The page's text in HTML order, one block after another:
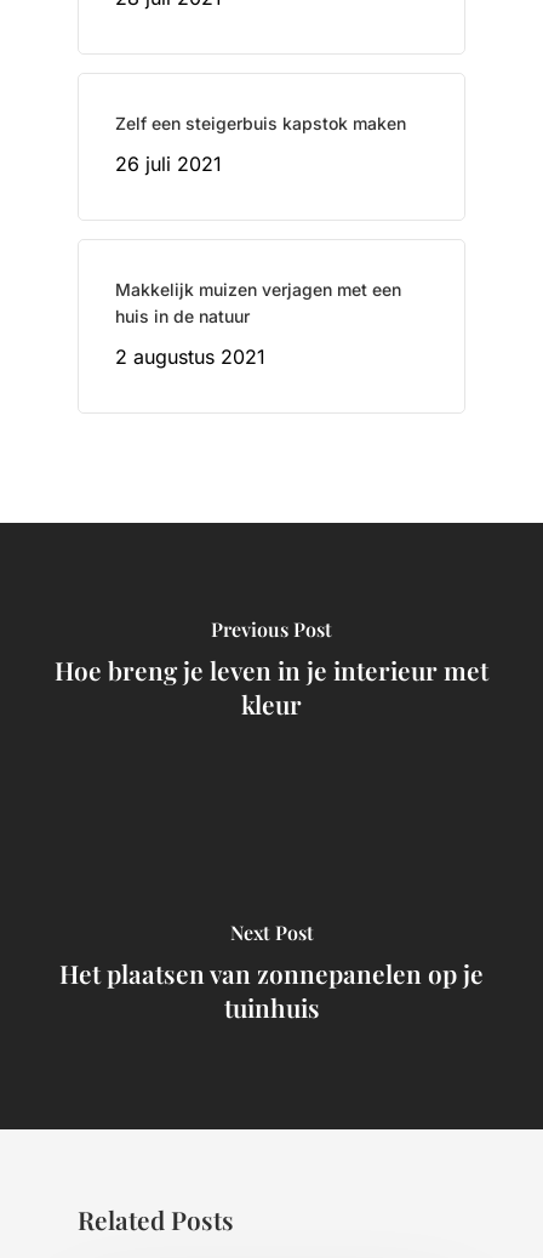
Zelf een steigerbuis kapstok maken
26 juli 2021
Makkelijk muizen verjagen met een
huis in de natuur
2 augustus 2021
Previous Post
Hoe breng je leven in je interieur met
kleur
Next Post
Het plaatsen van zonnepanelen op je
tuinhuis
Related Posts